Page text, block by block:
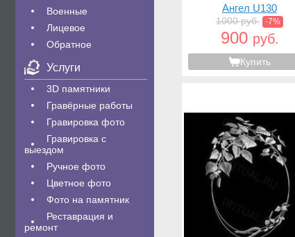
Военные
Лицевое
Обратное
Услуги
3D памятники
Гравëрные работы
Гравировка фото
Гравировка с
выездом
Ручное фото
Цветное фото
Фото на памятник
Реставрация и
ремонт
Ангел U130
1000 руб. -7%
900 руб.
Купить